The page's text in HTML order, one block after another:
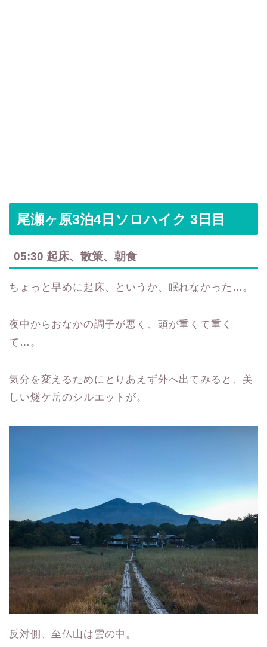
尾瀬ヶ原3泊4日ソロハイク 3日目
05:30 起床、散策、朝食
ちょっと早めに起床、というか、眠れなかった…。
夜中からおなかの調子が悪く、頭が重くて重く
て…。
気分を変えるためにとりあえず外へ出てみると、美
しい燧ケ岳のシルエットが。
反対側、至仏山は雲の中。